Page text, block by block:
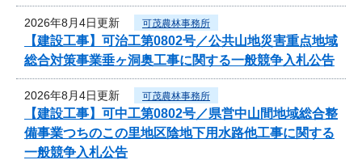
2026年8月4日更新 可茂農林事務所
【建設工事】可治工第0802号／公共山地災害重点地域
総合対策事業垂ヶ洞奥工事に関する一般競争入札公告
2026年8月4日更新 可茂農林事務所
【建設工事】可中工第0802号／県営中山間地域総合整
備事業つちのこの里地区陰地下用水路他工事に関する
一般競争入札公告